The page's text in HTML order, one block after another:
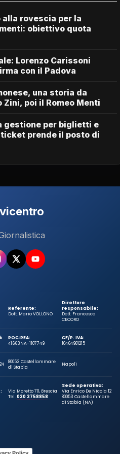
rovescia per la
obiettivo quota
Lorenzo Carissoni
con il Padova
una storia da
poi il Romeo Menti
gestione per biglietti e
prende il posto di
Referente:
Dott. Mario VOLLONO
Direttore
responsabile:
Dott. Francesco
CECORO
ROC:
41663
REA:
NA-1107749
CF/P. IVA:
10464981215
80053 Castellammare
di Stabia
Napoli
Via Moretto 70, Brescia
Tel.030 3758858
Sede operativa:
Via Enrico De Nicola 12
80053 Castellammare
di Stabia (NA)